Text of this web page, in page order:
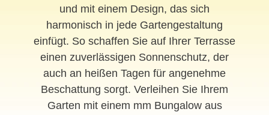
und mit einem Design, das sich
harmonisch in jede Gartengestaltung
einfügt. So schaffen Sie auf Ihrer Terrasse
einen zuverlässigen Sonnenschutz, der
auch an heißen Tagen für angenehme
Beschattung sorgt. Verleihen Sie Ihrem
Garten mit einem mm Bungalow aus